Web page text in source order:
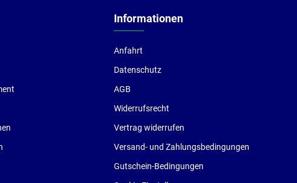
Informationen
Anfahrt
Datenschutz
AGB
Widerrufsrecht
Vertrag widerrufen
Versand- und Zahlungsbedingungen
Gutschein-Bedingungen